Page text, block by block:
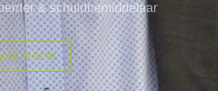
& schuldbemiddelaar
016 78 02 98